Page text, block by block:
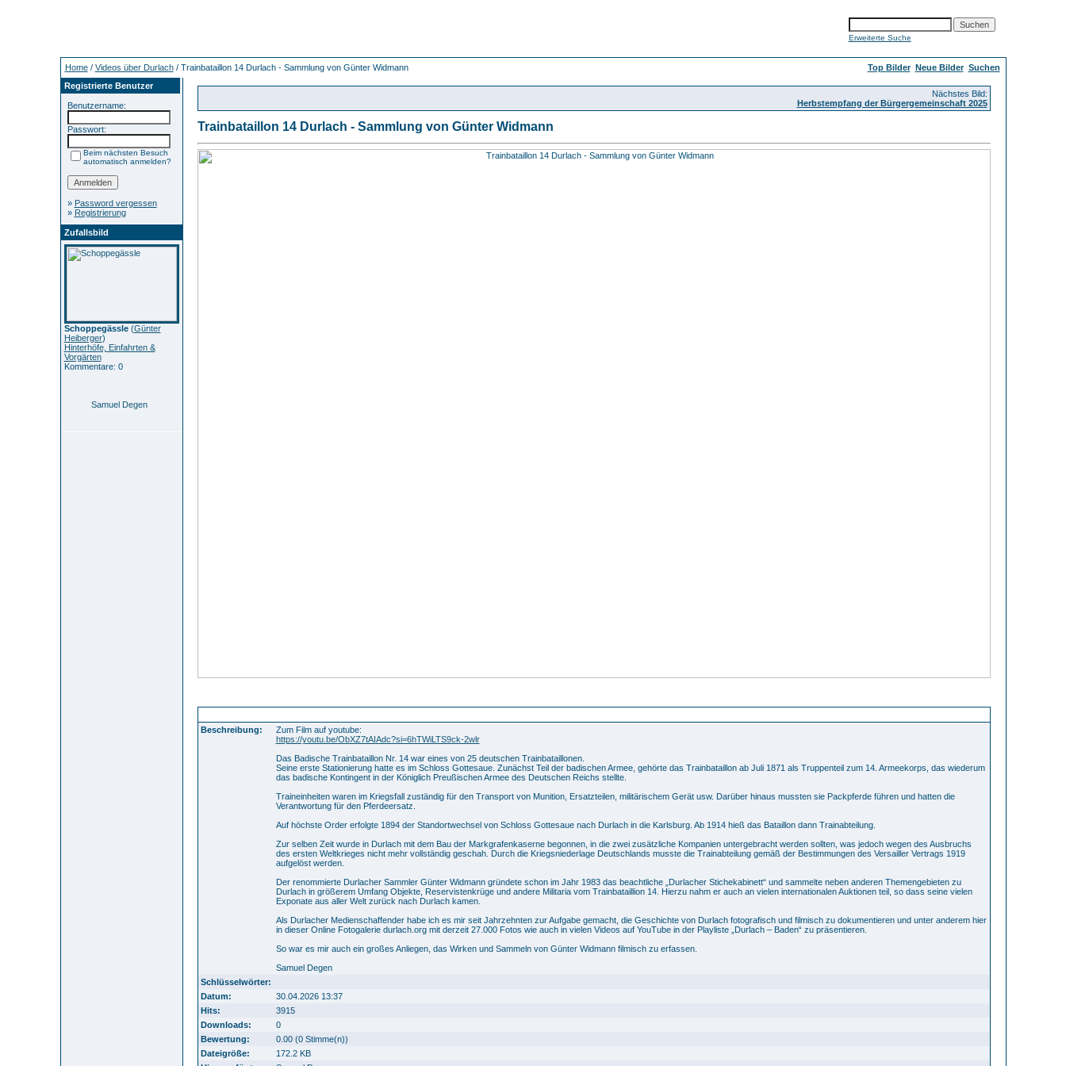
Erweiterte Suche
Home/ Videos über Durlach/ Trainbataillon 14 Durlach - Sammlung von Günter Widmann Top Bilder Neue Bilder Suchen
Registrierte Benutzer
Benutzername:
Passwort:
Beim nächsten Besuch
automatisch anmelden?
» Password vergessen
» Registrierung
Zufallsbild
Schoppegässle(Günter
Heiberger)
Hinterhöfe, Einfahrten &
Vorgärten
Kommentare: 0
Samuel Degen
Nächstes Bild:
Herbstempfang der Bürgergemeinschaft 2025
Trainbataillon 14 Durlach - Sammlung von Günter Widmann
Beschreibung:
Zum Film auf youtube:
https://youtu.be/ObXZ7tAIAdc?si=6hTWiLTS9ck-2wlr
Das Badische Trainbataillon Nr. 14 war eines von 25 deutschen Trainbataillonen.
Seine erste Stationierung hatte es im Schloss Gottesaue. Zunächst Teil der badischen Armee, gehörte das Trainbataillon ab Juli 1871 als Truppenteil zum 14. Armeekorps, das wiederum
das badische Kontingent in der Königlich Preußischen Armee des Deutschen Reichs stellte.
Traineinheiten waren im Kriegsfall zuständig für den Transport von Munition, Ersatzteilen, militärischem Gerät usw. Darüber hinaus mussten sie Packpferde führen und hatten die
Verantwortung für den Pferdeersatz.
Auf höchste Order erfolgte 1894 der Standortwechsel von Schloss Gottesaue nach Durlach in die Karlsburg. Ab 1914 hieß das Bataillon dann Trainabteilung.
Zur selben Zeit wurde in Durlach mit dem Bau der Markgrafenkaserne begonnen, in die zwei zusätzliche Kompanien untergebracht werden sollten, was jedoch wegen des Ausbruchs
des ersten Weltkrieges nicht mehr vollständig geschah. Durch die Kriegsniederlage Deutschlands musste die Trainabteilung gemäß der Bestimmungen des Versailler Vertrags 1919
aufgelöst werden.
Der renommierte Durlacher Sammler Günter Widmann gründete schon im Jahr 1983 das beachtliche „Durlacher Stichekabinett“ und sammelte neben anderen Themengebieten zu
Durlach in größerem Umfang Objekte, Reservistenkrüge und andere Militaria vom Trainbataillion 14. Hierzu nahm er auch an vielen internationalen Auktionen teil, so dass seine vielen
Exponate aus aller Welt zurück nach Durlach kamen.
Als Durlacher Medienschaffender habe ich es mir seit Jahrzehnten zur Aufgabe gemacht, die Geschichte von Durlach fotografisch und filmisch zu dokumentieren und unter anderem hier
in dieser Online Fotogalerie durlach.org mit derzeit 27.000 Fotos wie auch in vielen Videos auf YouTube in der Playliste „Durlach – Baden“ zu präsentieren.
So war es mir auch ein großes Anliegen, das Wirken und Sammeln von Günter Widmann filmisch zu erfassen.
Samuel Degen
Schlüsselwörter:
Datum:
30.04.2026 13:37
Hits:
3915
Downloads:
0
Bewertung:
0.00 (0 Stimme(n))
Dateigröße:
172.2 KB